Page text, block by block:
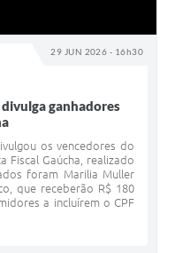
29 JUN 2026 - 16h30
ganhadores
os vencedores do
Gaúcha, realizado
foram Marilia Muller
que receberão R$ 180
a incluírem o CPF